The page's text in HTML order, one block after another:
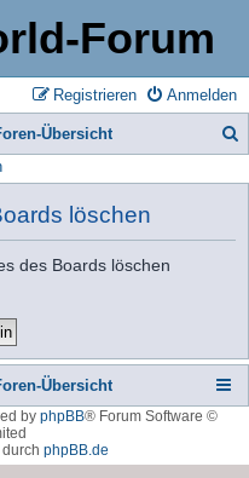
Forum
Anmelden
Registrieren
Übersicht
löschen
des Boards löschen
Übersicht
by phpBB® Forum Software ©
phpBB.de